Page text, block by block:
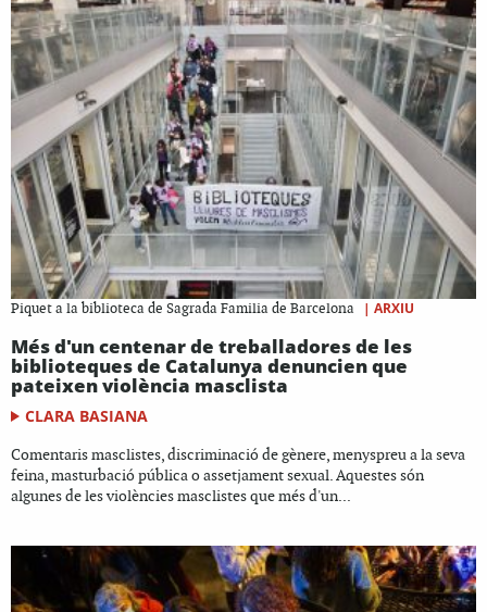
Piquet a la biblioteca de Sagrada Familia de Barcelona | ARXIU
Més d'un centenar de treballadores de les
biblioteques de Catalunya denuncien que
pateixen violència masclista
CLARA BASIANA
Comentaris masclistes, discriminació de gènere, menyspreu a la seva
feina, masturbació pública o assetjament sexual. Aquestes són
algunes de les violències masclistes que més d'un...